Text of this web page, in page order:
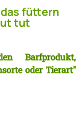
füttern
tut
Barfprodukt,
oder Tierart"